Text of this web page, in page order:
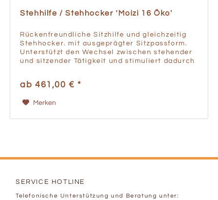
Stehhilfe / Stehhocker 'Moizi 16 Öko'
Rückenfreundliche Sitzhilfe und gleichzeitig
Stehhocker. mit ausgeprägter Sitzpassform.
Unterstützt den Wechsel zwischen stehender
und sitzender Tätigkeit und stimuliert dadurch
ab 461,00 € *
Merken
SERVICE HOTLINE
Telefonische Unterstützung und Beratung unter: